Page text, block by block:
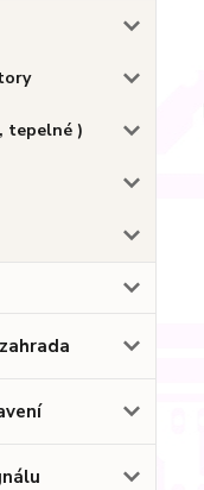
tepelné )